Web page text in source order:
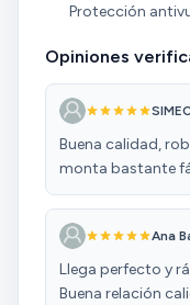
Protección
Opiniones
Buena calidad,
monta bastante
Ana
Llega perfecto y
Buena relación